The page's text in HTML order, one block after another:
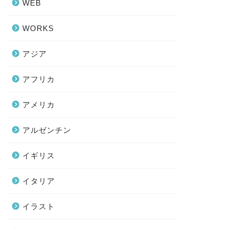
WEB
WORKS
アジア
アフリカ
アメリカ
アルゼンチン
イギリス
イタリア
イラスト